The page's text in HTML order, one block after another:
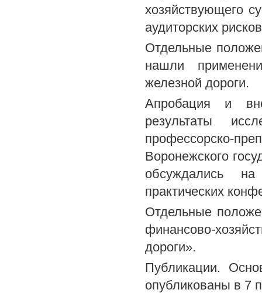
хозяйствующего
аудиторских
Отдельные
нашли
железной дороги.
Апробация и
результаты
профессорско-
Воронежского
обсуждались
практических
Отдельные
финансово-
дороги».
Публикации.
опубликованы в 7